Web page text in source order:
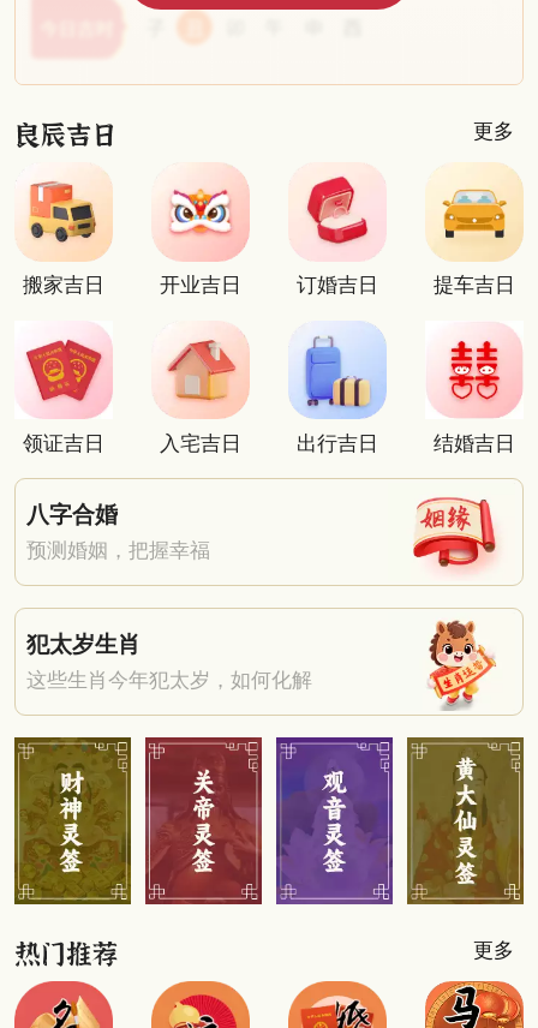
更多
搬家吉日 开业吉日 订婚吉日 提车吉日
领证吉日 入宅吉日 出行吉日 结婚吉日
八字合婚
预测婚姻，把握幸福
犯太岁生肖
这些生肖今年犯太岁，如何化解
更多